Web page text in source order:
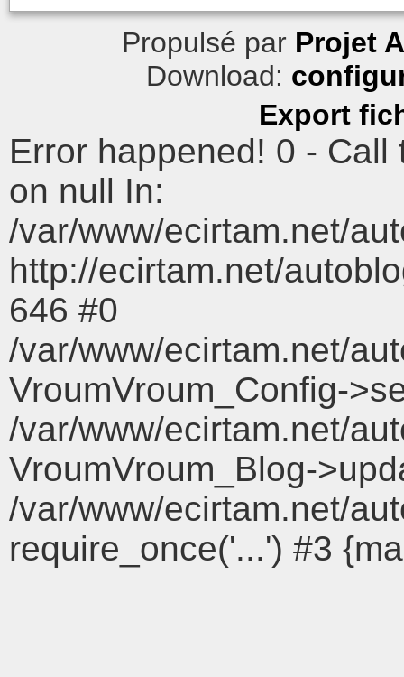
Propulsé par Projet
Download:
Export
Error happened! 0 -
on null In:
/var/www/ecirtam.net/
http://ecirtam.net/
646 #0
/var/www/ecirtam.net/
VroumVroum_Config-
/var/www/ecirtam.net/
VroumVroum_Blog-
/var/www/ecirtam.net/
require_once('...') #3